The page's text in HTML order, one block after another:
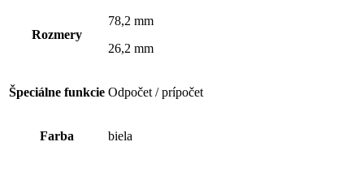
Rozmery
78,2 mm
26,2 mm
Špeciálne funkcie Odpočet / prípočet
Farba biela